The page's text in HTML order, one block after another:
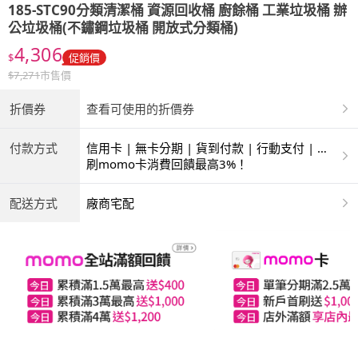
185-STC90分類清潔桶 資源回收桶 廚餘桶 工業垃圾桶 辦
公垃圾桶(不鏽鋼垃圾桶 開放式分類桶)
$4,306 促銷價
$7,271市售價
折價券 查看可使用的折價券
付款方式
信用卡 | 無卡分期 | 貨到付款 | 行動支付 | 超
商付款 | ATM | 銀聯卡
刷momo卡消費回饋最高3%！
配送方式 廠商宅配